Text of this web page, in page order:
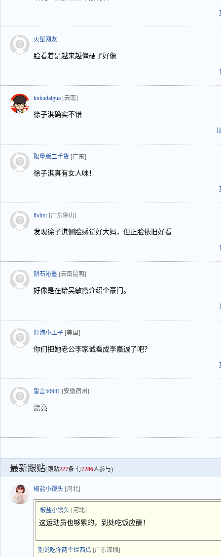
火星网友
脸看着是越来越僵硬了好像
kukudaigua [云南]
徐子淇确实不错
限量版二手货 [广东]
徐子淇真有女人味！
lhdmr [广东佛山]
发现徐子淇侧脸感觉好大妈，但正脸依旧好看
耕石沁墨 [云南昆明]
好像是在给吴敏霞介绍个豪门。
灯泡小王子 [美国]
你们把她老公李家诚看成李嘉诚了吧？
誓言50941 [安徽宿州]
漂亮
最新跟贴(跟贴227条 有7286人参与)
椒盐小馒头 [河北]
椒盐小馒头 [河北]
这运动员也够累的，到处吃饭应酬！
别说吃你两个烂西瓜 [广东深圳]